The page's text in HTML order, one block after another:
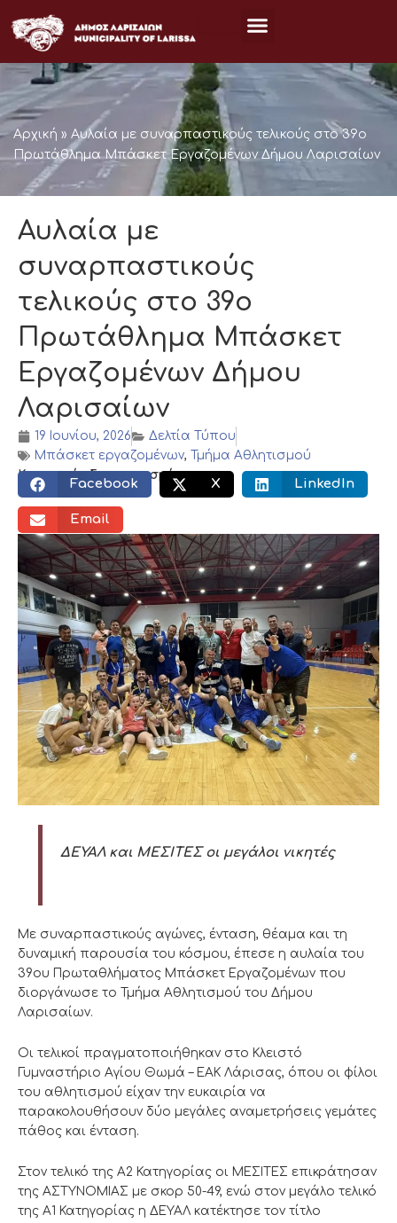
στο
περιεχόμενο
Αρχική » Αυλαία με συναρπαστικούς τελικούς στο 39ο
Πρωτάθλημα Μπάσκετ Εργαζομένων Δήμου Λαρισαίων
Αυλαία με
συναρπαστικούς
τελικούς στο 39ο
Πρωτάθλημα Μπάσκετ
Εργαζομένων Δήμου
Λαρισαίων
19 Ιουνίου, 2026
Δελτία Τύπου
Μπάσκετ εργαζομένων, Τμήμα Αθλητισμού
Κοινωνικός διαμοιρασμός:
Facebook X LinkedIn
Email
ΔΕΥΑΛ και ΜΕΣΙΤΕΣ οι μεγάλοι νικητές
Με συναρπαστικούς αγώνες, ένταση, θέαμα και τη
δυναμική παρουσία του κόσμου, έπεσε η αυλαία του
39ου Πρωταθλήματος Μπάσκετ Εργαζομένων που
διοργάνωσε το Τμήμα Αθλητισμού του Δήμου
Λαρισαίων.
Οι τελικοί πραγματοποιήθηκαν στο Κλειστό
Γυμναστήριο Αγίου Θωμά – ΕΑΚ Λάρισας, όπου οι φίλοι
του αθλητισμού είχαν την ευκαιρία να
παρακολουθήσουν δύο μεγάλες αναμετρήσεις γεμάτες
πάθος και ένταση.
Στον τελικό της Α2 Κατηγορίας οι ΜΕΣΙΤΕΣ επικράτησαν
της ΑΣΤΥΝΟΜΙΑΣ με σκορ 50-49, ενώ στον μεγάλο τελικό
της Α1 Κατηγορίας η ΔΕΥΑΛ κατέκτησε τον τίτλο